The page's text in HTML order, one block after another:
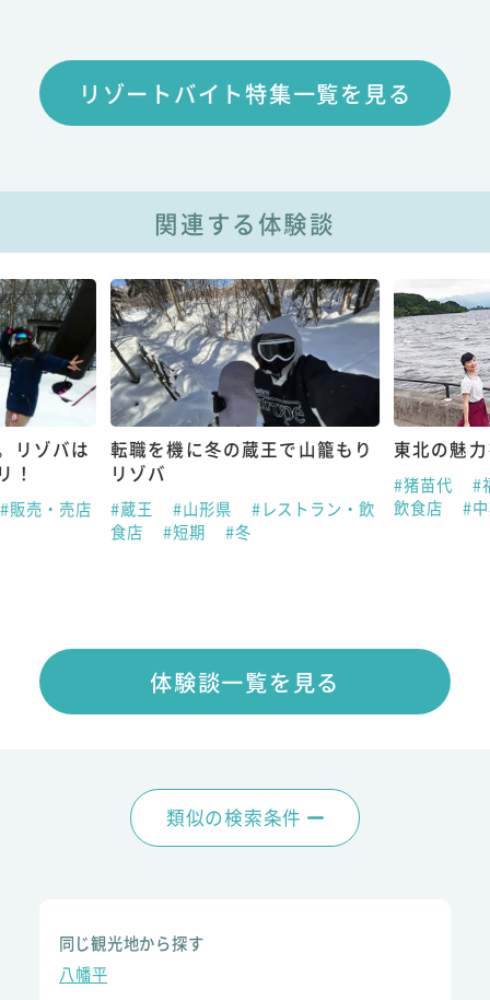
リゾートバイト特集一覧を見る
関連する体験談
リゾバは
！
#販売・売店
転職を機に冬の蔵王で山籠もり
リゾバ
#蔵王 #山形県
#レストラン・飲
食店
#短期 #冬
東北の魅
#猪苗代
#
飲食店
#
体験談一覧を見る
類似の検索条件
同じ観光地から探す
八幡平